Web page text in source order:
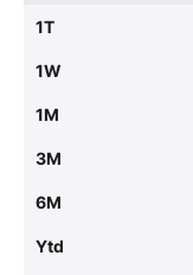
1T
1W
1M
3M
6M
Ytd